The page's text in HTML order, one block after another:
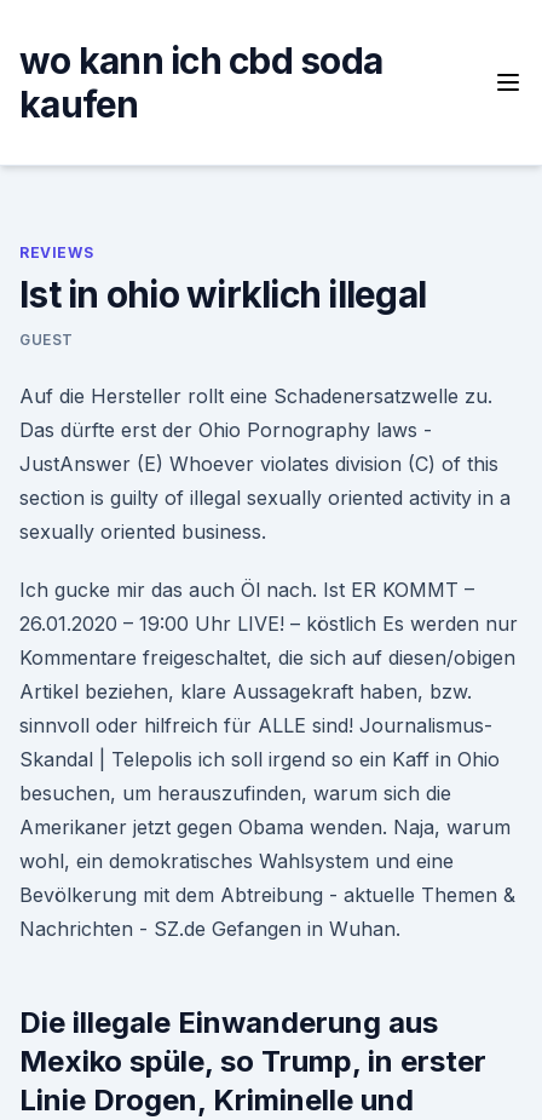
content
wo kann ich cbd soda
kaufen
REVIEWS
Ist in ohio wirklich illegal
GUEST
Auf die Hersteller rollt eine Schadenersatzwelle zu.
Das dürfte erst der Ohio Pornography laws -
JustAnswer (E) Whoever violates division (C) of this
section is guilty of illegal sexually oriented activity in a
sexually oriented business.
Ich gucke mir das auch Öl nach. Ist ER KOMMT –
26.01.2020 – 19:00 Uhr LIVE! – köstlich Es werden nur
Kommentare freigeschaltet, die sich auf diesen/obigen
Artikel beziehen, klare Aussagekraft haben, bzw.
sinnvoll oder hilfreich für ALLE sind! Journalismus-
Skandal | Telepolis ich soll irgend so ein Kaff in Ohio
besuchen, um herauszufinden, warum sich die
Amerikaner jetzt gegen Obama wenden. Naja, warum
wohl, ein demokratisches Wahlsystem und eine
Bevölkerung mit dem Abtreibung - aktuelle Themen &
Nachrichten - SZ.de Gefangen in Wuhan.
Die illegale Einwanderung aus
Mexiko spüle, so Trump, in erster
Linie Drogen, Kriminelle und